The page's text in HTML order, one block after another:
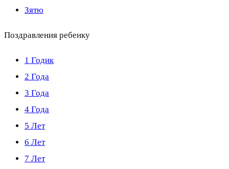
Зятю
Поздравления ребенку
1 Годик
2 Года
3 Года
4 Года
5 Лет
6 Лет
7 Лет